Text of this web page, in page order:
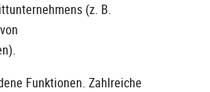
(z. B.
Funktionen. Zahlreiche